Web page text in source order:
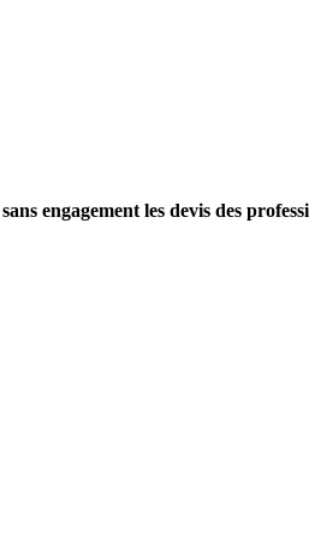
sans engagement les devis des